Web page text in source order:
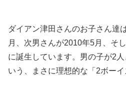
ダイアン津田さんのお子さん達
月、次男さんが2010年5月、そ
に誕生しています。男の子が2
いう、まさに理想的な「2ボーイ